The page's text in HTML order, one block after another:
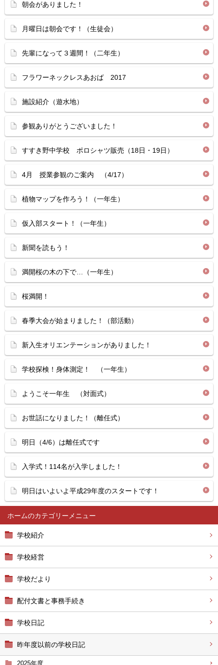
ホーム
学校紹介
学校経営
学校だより
配付文書と事務手続き
学校日記
昨年度以前の学校日記
2025年度
朝会がありました！
月曜日は朝会です！（生徒会）
先輩になって３週間！（二年生）
フラワーネックレスあおば 2017
施設紹介（遊水地）
参観ありがとうございました！
すすき野中学校 ポロシャツ販売（18日・19日）
4月 授業参観のご案内 （4/17）
植物マップを作ろう！（一年生）
仮入部スタート！（一年生）
新聞を読もう！
満開桜の木の下で…（一年生）
桜満開！
春季大会が始まりました！（部活動）
新入生オリエンテーションがありました！
学校探検！身体測定！ （一年生）
ようこそ一年生 （対面式）
お世話になりました！（離任式）
明日（4/6）は離任式です
入学式！114名が入学しました！
明日はいよいよ平成29年度のスタートです！